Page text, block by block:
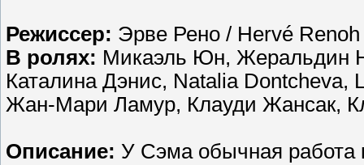
Режиссер: Эрве Рено / Hervé Renoh
В ролях: Микаэль Юн, Жеральдин
Каталина Дэнис, Natalia Dontcheva,
Жан-Мари Ламур, Клауди Жансак,
Описание: У Сэма обычная работа